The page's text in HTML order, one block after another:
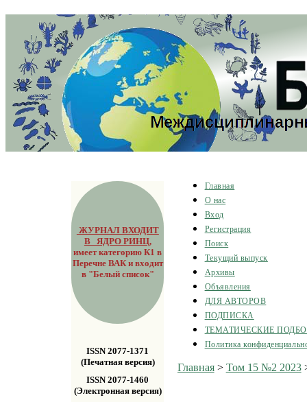
ЖУРНАЛ ВХОДИТ
В ЯДРО РИНЦ,
имеет категорию К1 в
Перечне ВАК и входит
в "Белый список"
ISSN 2077-1371
(Печатная версия)
ISSN 2077-1460
(Электронная версия)
Главная
О нас
Вход
Регистрация
Поиск
Текущий выпуск
Архивы
Объявления
ДЛЯ АВТОРОВ
ПОДПИСКА
ТЕМАТИЧЕСКИЕ
Политика
Главная> Том 15 №2 2023